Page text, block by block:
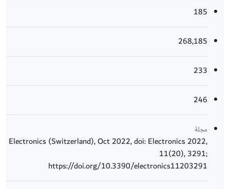
185
268,185
233
246
مجلة
Electronics (Switzerland), Oct 2022, doi: Electronics 2022,
11(20), 3291;
https://doi.org/10.3390/electronics11203291